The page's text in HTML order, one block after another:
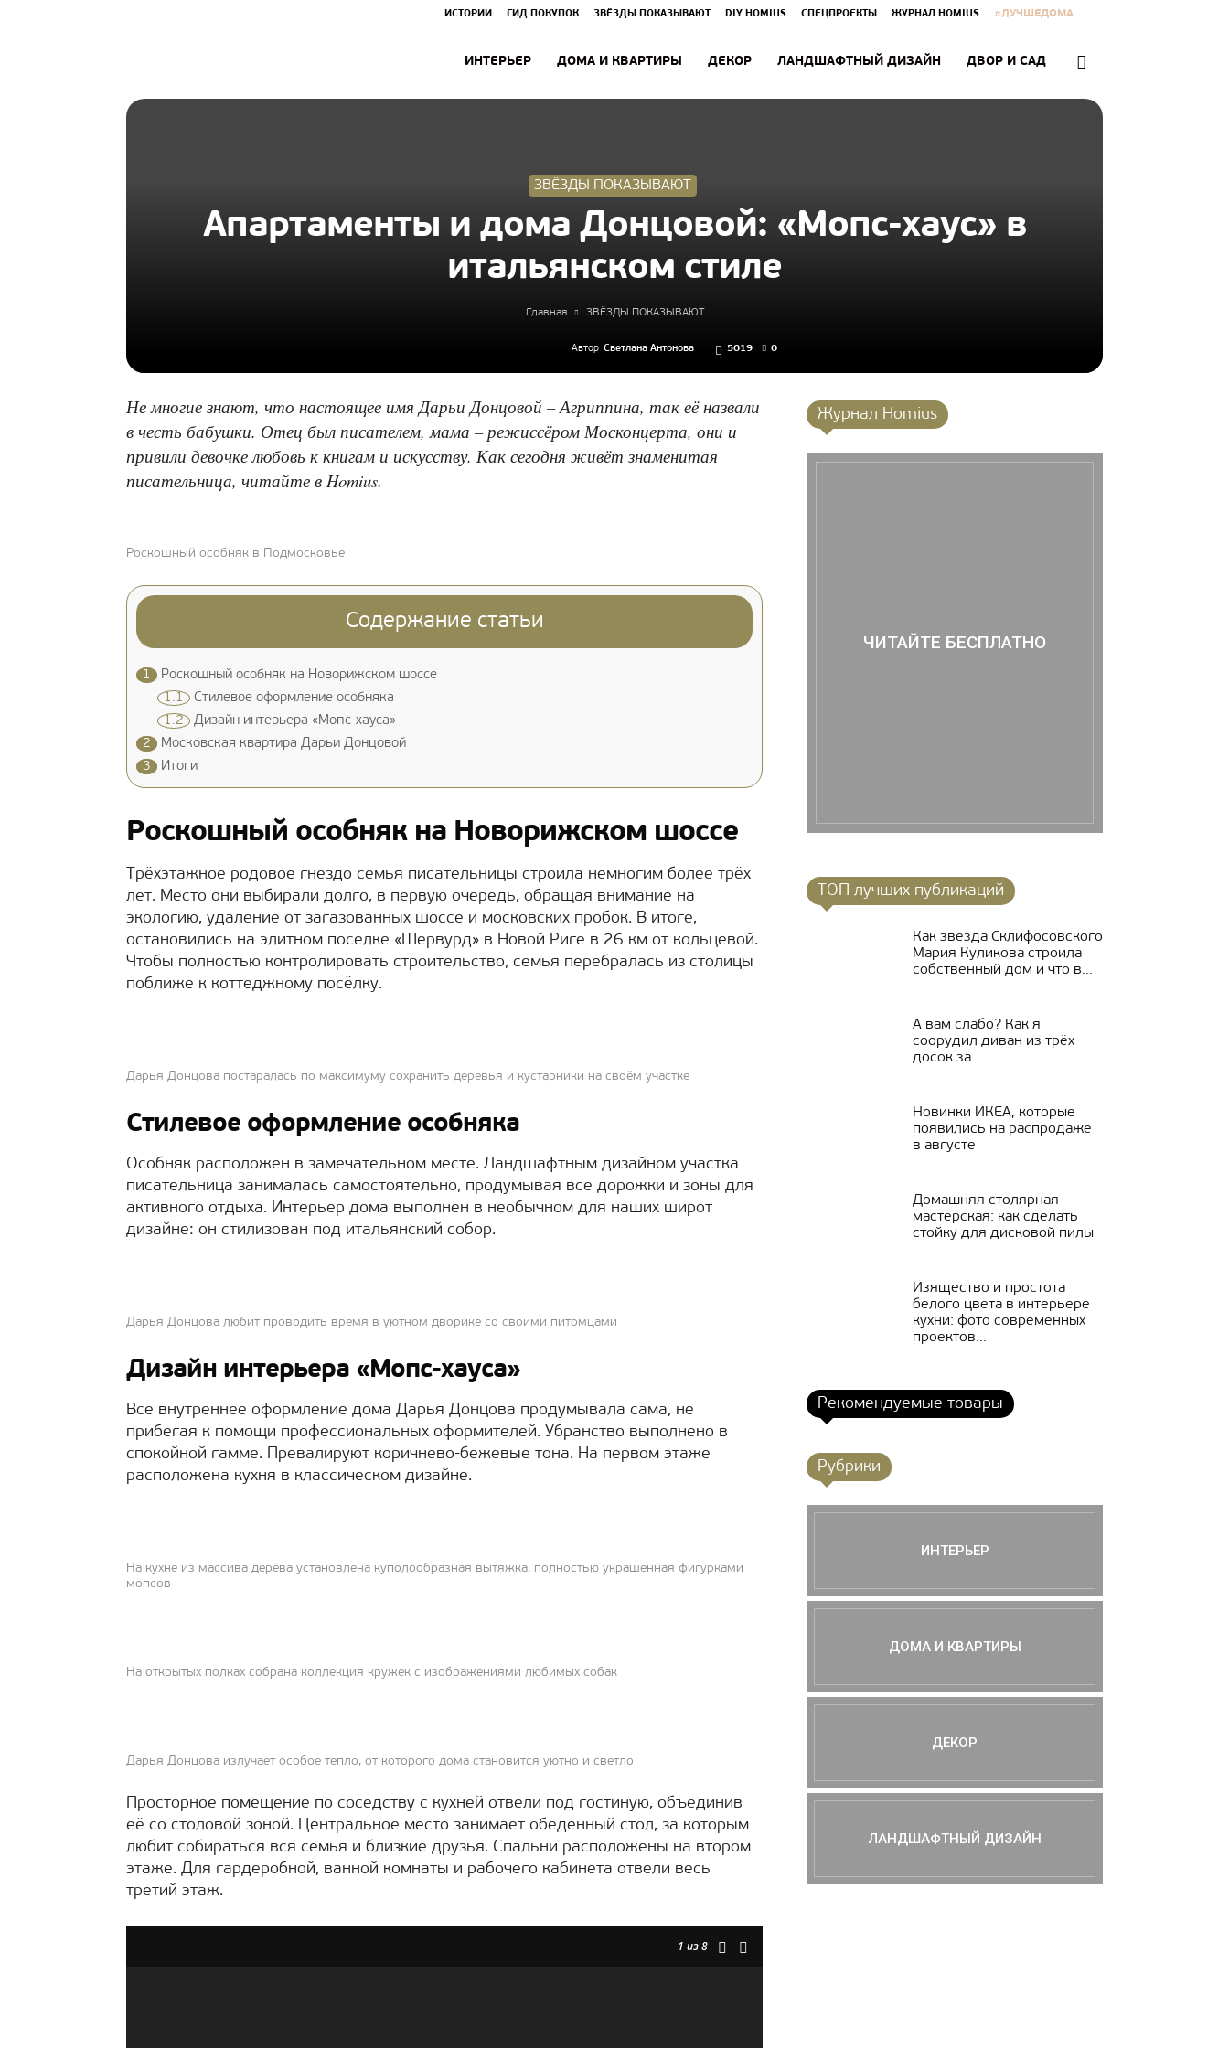
ИСТОРИИ ГИД ПОКУПОК ЗВЁЗДЫ ПОКАЗЫВАЮТ DIY HOMIUS СПЕЦПРОЕКТЫ ЖУРНАЛ HOMIUS #ЛУЧШЕДОМА
ИНТЕРЬЕР ДОМА И КВАРТИРЫ ДЕКОР ЛАНДШАФТНЫЙ ДИЗАЙН ДВОР И САД
ЗВЁЗДЫ ПОКАЗЫВАЮТ
Апартаменты и дома Донцовой: «Мопс-хаус» в
итальянском стиле
Главная ЗВЁЗДЫ ПОКАЗЫВАЮТ
Автор Светлана Антонова 5019 0
Не многие знают, что настоящее имя Дарьи Донцовой – Агриппина, так её назвали
в честь бабушки. Отец был писателем, мама – режиссёром Москонцерта, они и
привили девочке любовь к книгам и искусству. Как сегодня живёт знаменитая
писательница, читайте в Homius.
Роскошный особняк в Подмосковье
Содержание статьи
1
Роскошный особняк на Новорижском шоссе
1.1 Стилевое оформление особняка
1.2 Дизайн интерьера «Мопс-хауса»
2
Московская квартира Дарьи Донцовой
3
Итоги
Роскошный особняк на Новорижском шоссе
Трёхэтажное родовое гнездо семья писательницы строила немногим более трёх
лет. Место они выбирали долго, в первую очередь, обращая внимание на
экологию, удаление от загазованных шоссе и московских пробок. В итоге,
остановились на элитном поселке «Шервурд» в Новой Риге в 26 км от кольцевой.
Чтобы полностью контролировать строительство, семья перебралась из столицы
поближе к коттеджному посёлку.
Дарья Донцова постаралась по максимуму сохранить деревья и кустарники на своём участке
Стилевое оформление особняка
Особняк расположен в замечательном месте. Ландшафтным дизайном участка
писательница занималась самостоятельно, продумывая все дорожки и зоны для
активного отдыха. Интерьер дома выполнен в необычном для наших широт
дизайне: он стилизован под итальянский собор.
Дарья Донцова любит проводить время в уютном дворике со своими питомцами
Дизайн интерьера «Мопс-хауса»
Всё внутреннее оформление дома Дарья Донцова продумывала сама, не
прибегая к помощи профессиональных оформителей. Убранство выполнено в
спокойной гамме. Превалируют коричнево-бежевые тона. На первом этаже
расположена кухня в классическом дизайне.
На кухне из массива дерева установлена куполообразная вытяжка, полностью украшенная фигурками
мопсов
На открытых полках собрана коллекция кружек с изображениями любимых собак
Дарья Донцова излучает особое тепло, от которого дома становится уютно и светло
Просторное помещение по соседству с кухней отвели под гостиную, объединив
её со столовой зоной. Центральное место занимает обеденный стол, за которым
любит собираться вся семья и близкие друзья. Спальни расположены на втором
этаже. Для гардеробной, ванной комнаты и рабочего кабинета отвели весь
третий этаж.
1 из 8
Журнал Homius
ЧИТАЙТЕ БЕСПЛАТНО
ТОП лучших публикаций
Как звезда Склифосовского
Мария Куликова строила
собственный дом и что в...
А вам слабо? Как я
соорудил диван из трёх
досок за...
Новинки ИКЕА, которые
появились на распродаже
в августе
Домашняя столярная
мастерская: как сделать
стойку для дисковой пилы
Изящество и простота
белого цвета в интерьере
кухни: фото современных
проектов...
Рекомендуемые товары
Рубрики
ИНТЕРЬЕР
ДОМА И КВАРТИРЫ
ДЕКОР
ЛАНДШАФТНЫЙ ДИЗАЙН